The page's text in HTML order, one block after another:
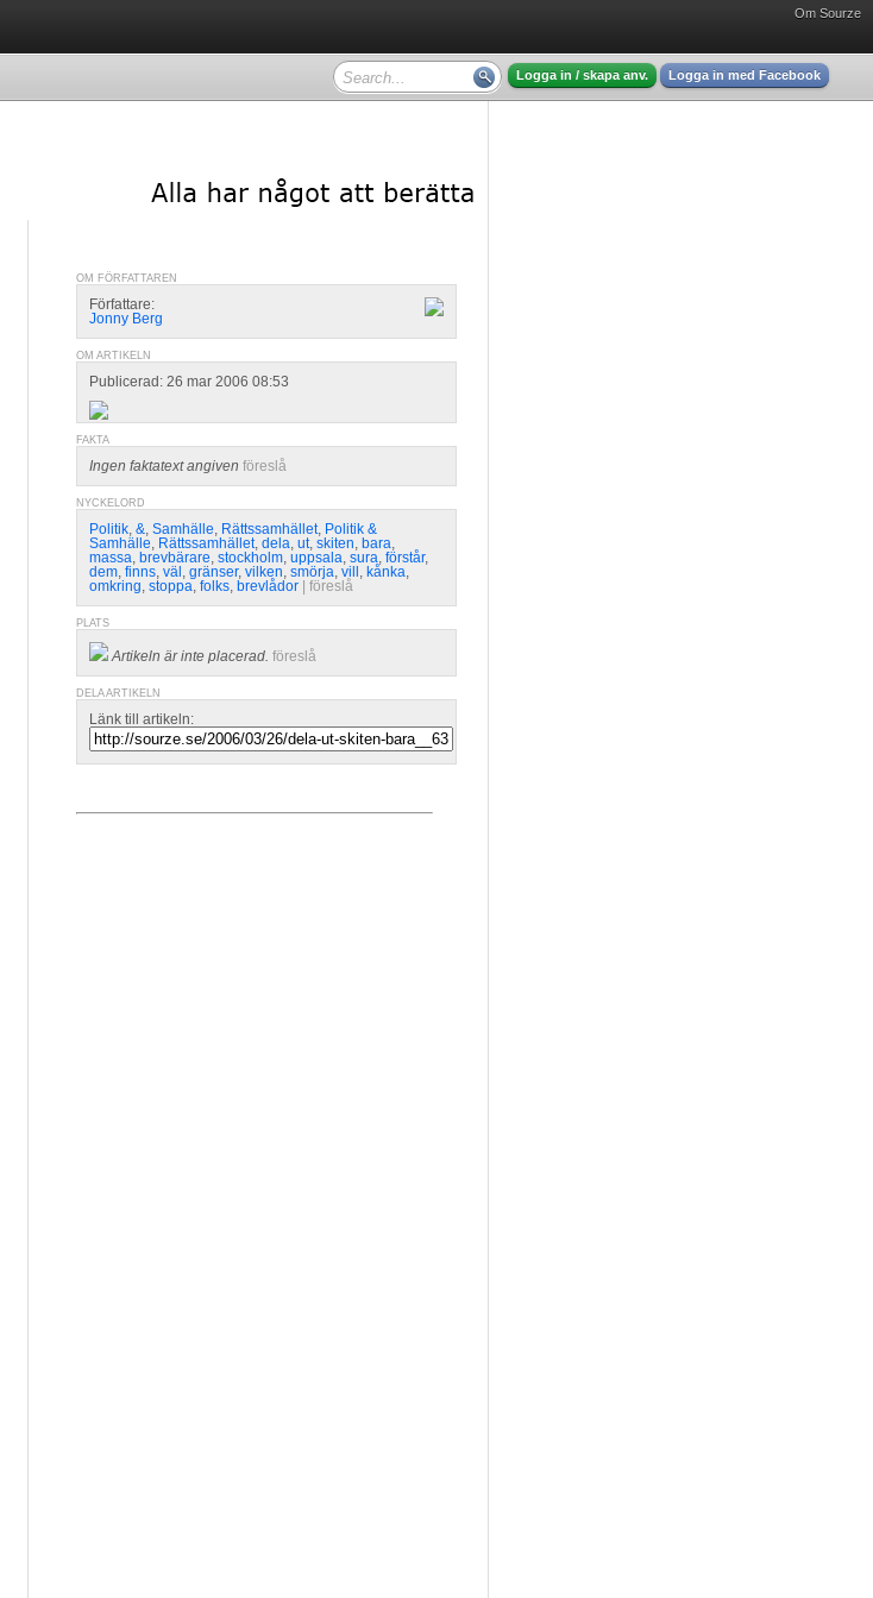
Om Sourze
Logga in / skapa anv. Logga in med Facebook
OM FÖRFATTAREN
Författare:
Jonny Berg
OM ARTIKELN
Publicerad: 26 mar 2006 08:53
FAKTA
Ingen faktatext angiven föreslå
NYCKELORD
Politik, &, Samhälle, Rättssamhället, Politik &
Samhälle, Rättssamhället, dela, ut, skiten, bara,
massa, brevbärare, stockholm, uppsala, sura, förstår,
dem, finns, väl , gränser, vilken, smörja, vill , kånka,
omkring, stoppa, folks, brevlådor föreslå
PLATS
Artikeln är inte placerad. föreslå
DELA ARTIKELN
Länk till artikeln: